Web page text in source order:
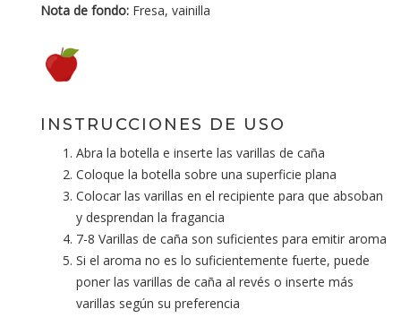
Nota de fondo: Fresa, vainilla
INSTRUCCIONES DE USO
Abra la botella e inserte las varillas de caña
Coloque la botella sobre una superficie plana
Colocar las varillas en el recipiente para que absoban
y desprendan la fragancia
7-8 Varillas de caña son suficientes para emitir aroma
Si el aroma no es lo suficientemente fuerte, puede
poner las varillas de caña al revés o inserte más
varillas según su preferencia